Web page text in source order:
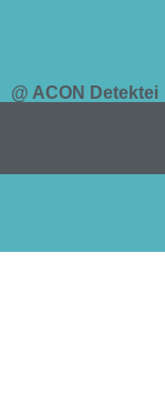
@ ACON Detektei